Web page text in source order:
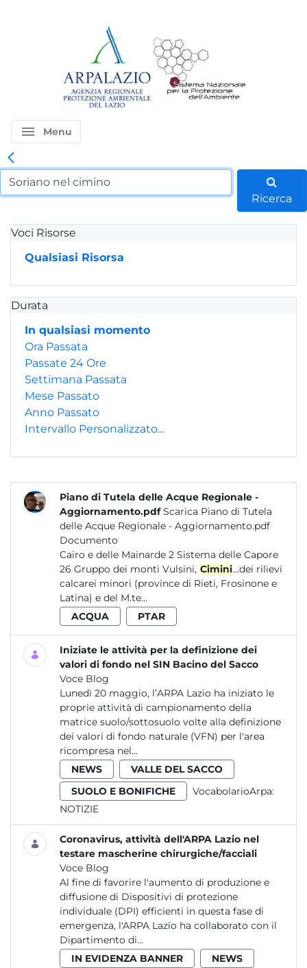
menu Menu
Ricerca
Voci Risorse
Qualsiasi Risorsa
Durata
In qualsiasi momento
Ora Passata
Passate 24 Ore
Settimana Passata
Mese Passato
Anno Passato
Intervallo Personalizzato…
Piano di Tutela delle Acque Regionale -
Aggiornamento.pdf Scarica Piano di Tutela
delle Acque Regionale - Aggiornamento.pdf
Documento
Cairo e delle Mainarde 2 Sistema delle Capore
26 Gruppo dei monti Vulsini, Cimini...dei rilievi
calcarei minori (province di Rieti, Frosinone e
Latina) e del M.te...
ACQUA
PTAR
Iniziate le attività per la definizione dei
valori di fondo nel SIN Bacino del Sacco
Voce Blog
Lunedì 20 maggio, l’ARPA Lazio ha iniziato le
proprie attività di campionamento della
matrice suolo/sottosuolo volte alla definizione
dei valori di fondo naturale (VFN) per l'area
ricompresa nel...
NEWS
VALLE DEL SACCO
SUOLO E BONIFICHE
VocabolarioArpa:
NOTIZIE
Coronavirus, attività dell'ARPA Lazio nel
testare mascherine chirurgiche/facciali
Voce Blog
Al fine di favorire l'aumento di produzione e
diffusione di Dispositivi di protezione
individuale (DPI) efficienti in questa fase di
emergenza, l'ARPA Lazio ha collaborato con il
Dipartimento di...
IN EVIDENZA BANNER
NEWS